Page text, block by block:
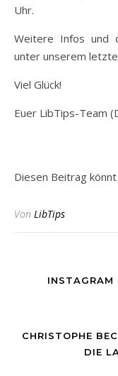
Uhr.
Weitere Infos und
unter unserem
Viel Glück!
Euer LibTips-Team
Diesen Beitrag
Von LibTips
INSTAGRAM
CHRISTOPHE
DIE